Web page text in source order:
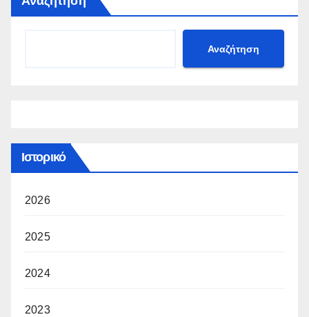
Αναζήτηση
Ιστορικό
2026
2025
2024
2023